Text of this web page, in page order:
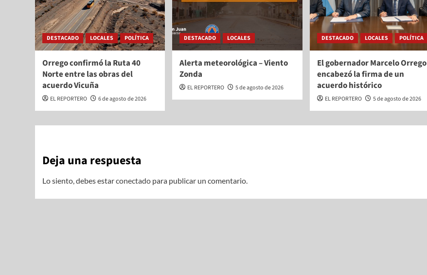
DESTACADO LOCALES POLÍTICA
Orrego confirmó la Ruta 40
Norte entre las obras del
acuerdo Vicuña
EL REPORTERO 6 de agosto de 2026
DESTACADO LOCALES
Alerta meteorológica – Viento
Zonda
EL REPORTERO 5 de agosto de 2026
DESTACADO LOCALES POLÍTICA
El gobernador Marcelo Orrego
encabezó la firma de un
acuerdo histórico
EL REPORTERO 5 de agosto de 2026
Deja una respuesta
Lo siento, debes estarconectado para publicar un comentario.